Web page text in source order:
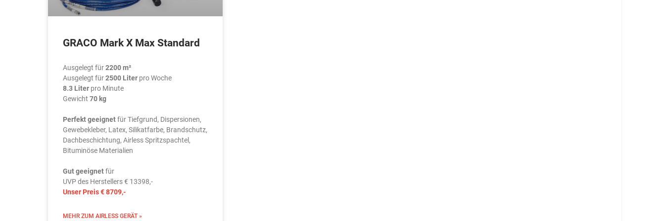
GRACO Mark X Max Standard
Ausgelegt für2200 m²
Ausgelegt für2500 Liter pro Woche
8.3 Liter pro Minute
Gewicht 70 kg
Perfekt geeignetfür Tiefgrund, Dispersionen,
Gewebekleber, Latex, Silikatfarbe, Brandschutz,
Dachbeschichtung, Airless Spritzspachtel,
Bituminöse Materialien
Gut geeignetfür
UVP des Herstellers € 13398,-
Unser Preis € 8709,-
MEHR ZUM AIRLESS GERÄT »